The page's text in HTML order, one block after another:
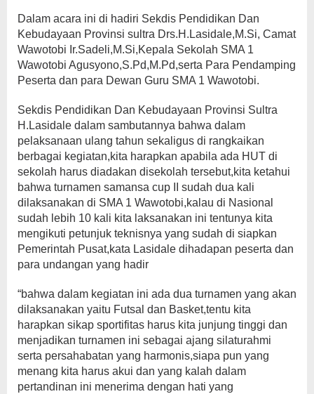
Dalam acara ini di hadiri Sekdis Pendidikan Dan
Kebudayaan Provinsi sultra Drs.H.Lasidale,M.Si, Camat
Wawotobi Ir.Sadeli,M.Si,Kepala Sekolah SMA 1
Wawotobi Agusyono,S.Pd,M.Pd,serta Para Pendamping
Peserta dan para Dewan Guru SMA 1 Wawotobi.
Sekdis Pendidikan Dan Kebudayaan Provinsi Sultra
H.Lasidale dalam sambutannya bahwa dalam
pelaksanaan ulang tahun sekaligus di rangkaikan
berbagai kegiatan,kita harapkan apabila ada HUT di
sekolah harus diadakan disekolah tersebut,kita ketahui
bahwa turnamen samansa cup II sudah dua kali
dilaksanakan di SMA 1 Wawotobi,kalau di Nasional
sudah lebih 10 kali kita laksanakan ini tentunya kita
mengikuti petunjuk teknisnya yang sudah di siapkan
Pemerintah Pusat,kata Lasidale dihadapan peserta dan
para undangan yang hadir
“bahwa dalam kegiatan ini ada dua turnamen yang akan
dilaksanakan yaitu Futsal dan Basket,tentu kita
harapkan sikap sportifitas harus kita junjung tinggi dan
menjadikan turnamen ini sebagai ajang silaturahmi
serta persahabatan yang harmonis,siapa pun yang
menang kita harus akui dan yang kalah dalam
pertandinan ini menerima dengan hati yang